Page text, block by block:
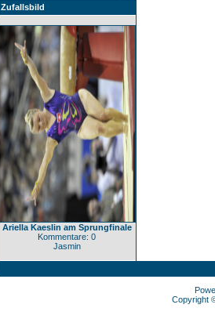
Zufallsbild
Ariella Kaeslin am Sprungfinale
Kommentare: 0
Jasmin
Copyright